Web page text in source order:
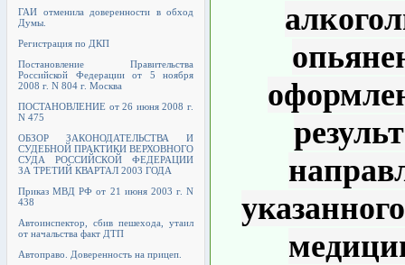
ГАИ отменила доверенности в обход
Думы.
Регистрация по ДКП
Постановление Правительства
Российской Федерации от 5 ноября
2008 г. N 804 г. Москва
ПОСТАНОВЛЕНИЕ от 26 июня 2008 г.
N 475
ОБЗОР ЗАКОНОДАТЕЛЬСТВА И
СУДЕБНОЙ ПРАКТИКИ ВЕРХОВНОГО
СУДА РОССИЙСКОЙ ФЕДЕРАЦИИ
ЗА ТРЕТИЙ КВАРТАЛ 2003 ГОДА
Приказ МВД РФ от 21 июня 2003 г. N
438
Автоинспектор, сбив пешехода, утаил
от начальства факт ДТП
Автоправо. Доверенность на прицеп.